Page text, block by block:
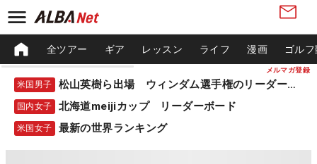
メルマガ登録
全ツアー ギア レッスン ライフ 漫画 ゴル
米国男子 松山英樹ら出場 ウィンダム選手権のリーダーボード
国内女子 北海道meijiカップ リーダーボード
米国女子 最新の世界ランキング